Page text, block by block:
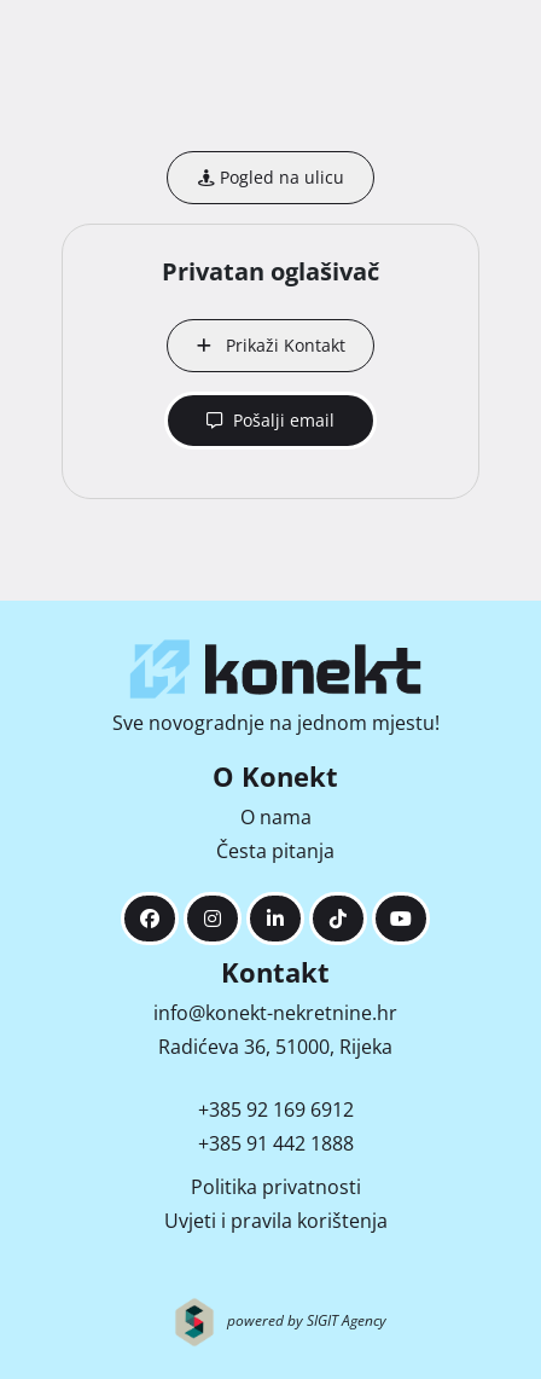
Pogled na ulicu
Privatan oglašivač
Prikaži Kontakt
Pošalji email
Sve novogradnje na jednom mjestu!
O Konekt
O nama
Česta pitanja
Kontakt
info@konekt-nekretnine.hr
Radićeva 36, 51000, Rijeka
+385 92 169 6912
+385 91 442 1888
Politika privatnosti
Uvjeti i pravila korištenja
powered by SIGIT Agency